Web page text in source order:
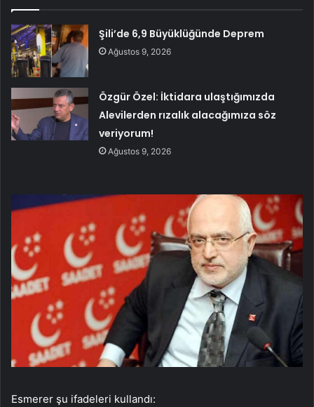
Şili’de 6,9 Büyüklüğünde Deprem
Ağustos 9, 2026
Özgür Özel: İktidara ulaştığımızda
Alevilerden rızalık alacağımıza söz
veriyorum!
Ağustos 9, 2026
Esmerer şu ifadeleri kullandı: